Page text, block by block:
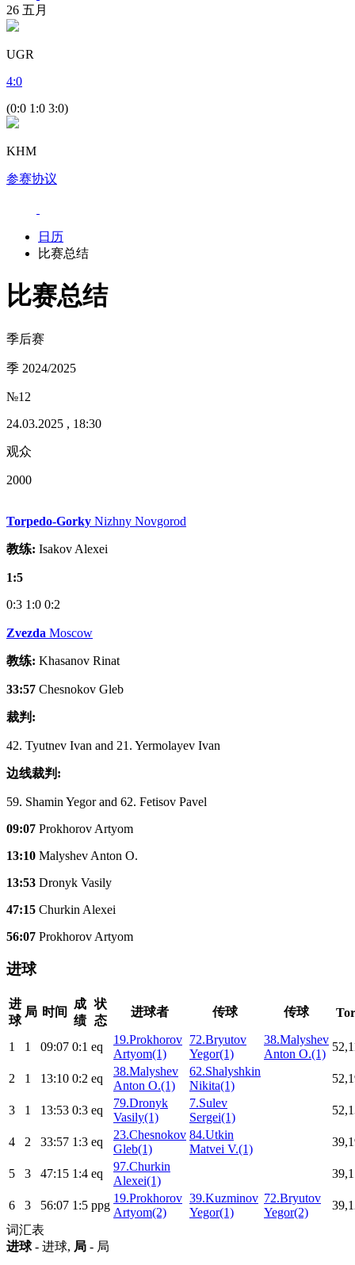
26 五月
UGR
4:0
(0:0 1:0 3:0)
KHM
参赛协议
日历
比赛总结
比赛总结
季后赛
季 2024/2025
№12
24.03.2025 , 18:30
观众
2000
Torpedo-Gorky Nizhny Novgorod
教练: Isakov Alexei
1:5
0:3 1:0 0:2
Zvezda Moscow
教练: Khasanov Rinat
33:57 Chesnokov Gleb
裁判:
42. Tyutnev Ivan and 21. Yermolayev Ivan
边线裁判:
59. Shamin Yegor and 62. Fetisov Pavel
09:07 Prokhorov Artyom
13:10 Malyshev Anton O.
13:53 Dronyk Vasily
47:15 Churkin Alexei
56:07 Prokhorov Artyom
进球
进
球
局 时间
成
绩
状
态
进球者 传球 传球
1 1 09:07 0:1 eq
19.Prokhorov
Artyom(1)
72.Bryutov
Yegor(1)
38.Malyshev
Anton O.(1)
2 1 13:10 0:2 eq
38.Malyshev
Anton O.(1)
62.Shalyshkin
Nikita(1)
3 1 13:53 0:3 eq
79.Dronyk
Vasily(1)
7.Sulev
Sergei(1)
4 2 33:57 1:3 eq
23.Chesnokov
Gleb(1)
84.Utkin
Matvei V.(1)
5 3 47:15 1:4 eq
97.Churkin
Alexei(1)
6 3 56:07 1:5 ppg
19.Prokhorov
Artyom(2)
39.Kuzminov
Yegor(1)
72.Bryutov
Yegor(2)
词汇表
进球- 进球, 局 - 局